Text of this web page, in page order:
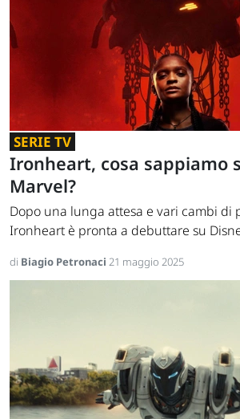
SERIE TV
Ironheart, cosa sappiamo
Marvel?
Dopo una lunga attesa e vari cambi di
Ironheart è pronta a debuttare su
di Biagio Petronaci 21 maggio 2025